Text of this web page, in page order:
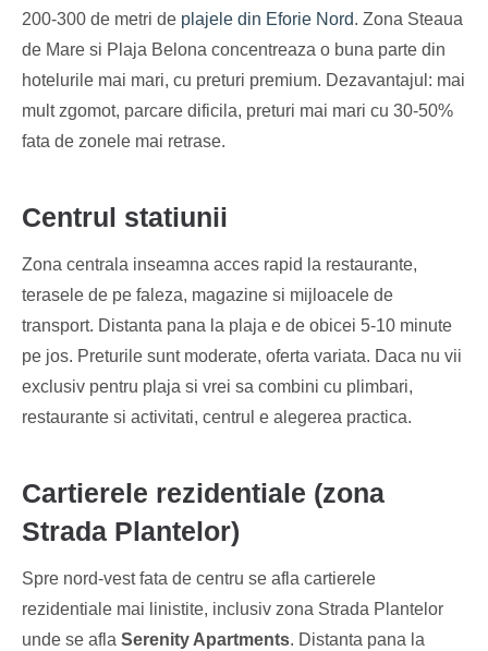
200-300 de metri de plajele din Eforie Nord. Zona Steaua
de Mare si Plaja Belona concentreaza o buna parte din
hotelurile mai mari, cu preturi premium. Dezavantajul: mai
mult zgomot, parcare dificila, preturi mai mari cu 30-50%
fata de zonele mai retrase.
Centrul statiunii
Zona centrala inseamna acces rapid la restaurante,
terasele de pe faleza, magazine si mijloacele de
transport. Distanta pana la plaja e de obicei 5-10 minute
pe jos. Preturile sunt moderate, oferta variata. Daca nu vii
exclusiv pentru plaja si vrei sa combini cu plimbari,
restaurante si activitati, centrul e alegerea practica.
Cartierele rezidentiale (zona
Strada Plantelor)
Spre nord-vest fata de centru se afla cartierele
rezidentiale mai linistite, inclusiv zona Strada Plantelor
unde se afla Serenity Apartments. Distanta pana la